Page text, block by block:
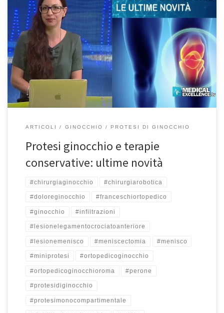
Protesi ginocchio e terapie conservative, le ultime novità – Prima
Pagina Salute – Medical Excellence TV 25/8/2020 Quando le
terapie conservative non riescono ad alleviare il dolore al
ginocchio perché troppo danneggiato, diventa difficile anche
camminare, salire le scale o anche stare a riposo. Si rende quindi
necessario prendere in […]
ARTICOLI GINOCCHIO PROTESI DI GINOCCHIO
Protesi ginocchio e terapie
conservative: ultime novità
#chirurgiaginocchio #chirurgiarobotica
#doloreginocchio #franceschiortopedico
#ginocchio #infiltrazioni
#lesionelegamentocrociatoanteriore
#lesionemenisco #meniscectomia #menisco
#miniprotesi #ortopedicoginocchio
#ortopedicoginocchioroma #perone
#protesidiginocchio
#protesimonocompartimentale